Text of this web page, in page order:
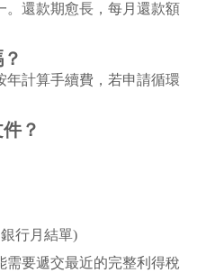
。還款期愈長，每月還款額
年計算手續費，若申請循環
？
行月結單)
需要遞交最近的完整利得稅